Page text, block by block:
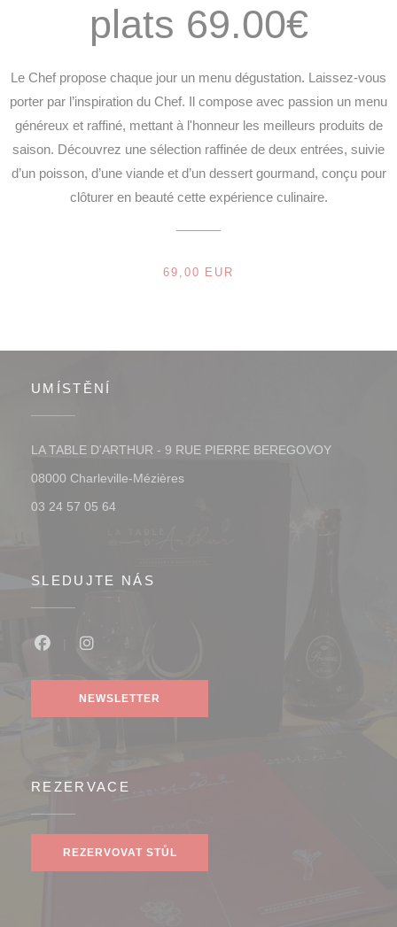
plats 69.00€
Le Chef propose chaque jour un menu dégustation. Laissez-vous
porter par l’inspiration du Chef. Il compose avec passion un menu
généreux et raffiné, mettant à l'honneur les meilleurs produits de
saison. Découvrez une sélection raffinée de deux entrées, suivie
d’un poisson, d’une viande et d’un dessert gourmand, conçu pour
clôturer en beauté cette expérience culinaire.
69,00 EUR
UMÍSTĚNÍ
LA TABLE D'ARTHUR - 9 RUE PIERRE BEREGOVOY
08000 Charleville-Mézières((otevře se v novém okně))
03 24 57 05 64
SLEDUJTE NÁS
NEWSLETTER
REZERVACE
REZERVOVAT STŮL